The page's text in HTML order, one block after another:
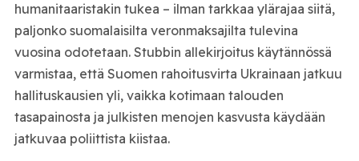
humanitaaristakin tukea – ilman tarkkaa ylärajaa siitä,
paljonko suomalaisilta veronmaksajilta tulevina
vuosina odotetaan. Stubbin allekirjoitus käytännössä
varmistaa, että Suomen rahoitusvirta Ukrainaan jatkuu
hallituskausien yli, vaikka kotimaan talouden
tasapainosta ja julkisten menojen kasvusta käydään
jatkuvaa poliittista kiistaa.